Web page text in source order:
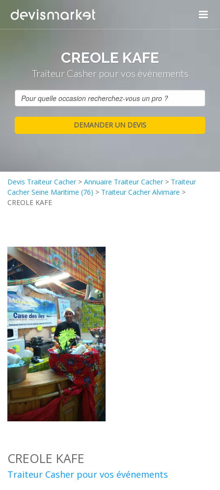
CREOLE KAFE
Traiteur Casher pour vos événements
Devis Traiteur Cacher > Annuaire Traiteur Cacher > Traiteur
Cacher Seine Maritime (76) > Traiteur Cacher Alvimare >
CREOLE KAFE
CREOLE KAFE
Traiteur Casher pour vos événements